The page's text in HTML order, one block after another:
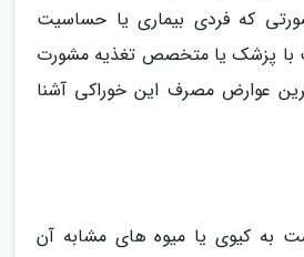
که فردی بیماری یا حساسیت
با پزشک یا متخصص تغذیه مشورت
عوارض مصرف این خوراکی آشنا
به کیوی یا میوه های مشابه آن